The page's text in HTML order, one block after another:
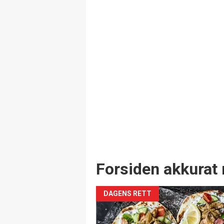
Forsiden akkurat
DAGENS RETT